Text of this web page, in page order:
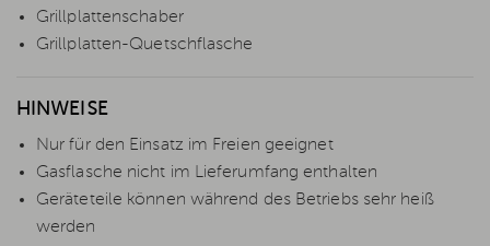
Grillplattenschaber
Grillplatten-Quetschflasche
HINWEISE
Nur für den Einsatz im Freien geeignet
Gasflasche nicht im Lieferumfang enthalten
Geräteteile können während des Betriebs sehr heiß
werden